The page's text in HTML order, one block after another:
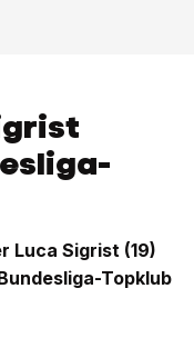
Luca Sigrist (19)
Topklub